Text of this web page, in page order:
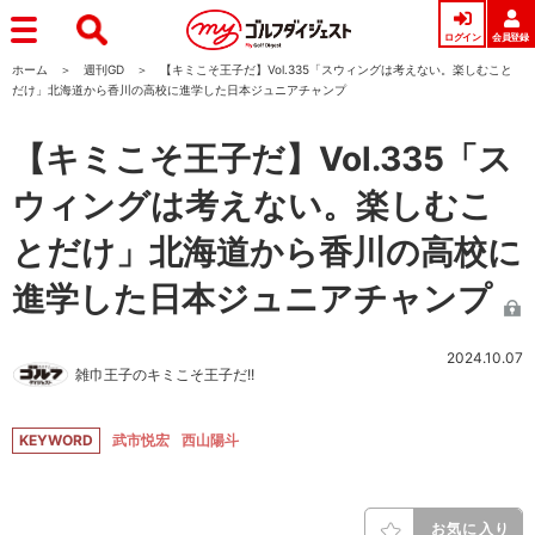
ログイン 会員登録
ホーム 週刊GD
【キミこそ王子だ】Vol.335「スウィングは考えない。楽しむこと
だけ」北海道から香川の高校に進学した日本ジュニアチャンプ
【キミこそ王子だ】Vol.335「ス
ウィングは考えない。楽しむこ
とだけ」北海道から香川の高校に
進学した日本ジュニアチャンプ
雑巾王子のキミこそ王子だ!!
2024.10.07
KEYWORD 武市悦宏 西山陽斗
お気に入り